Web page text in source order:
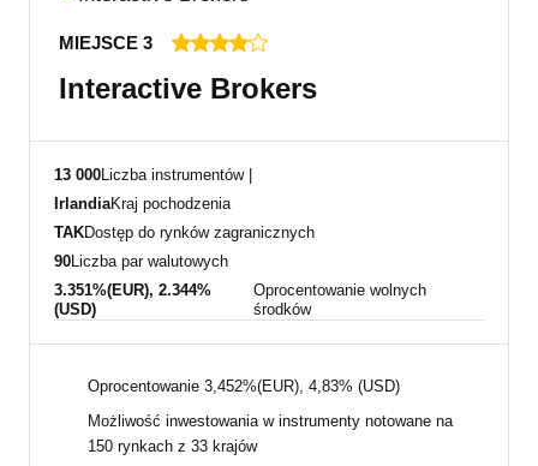
MIEJSCE 3
Interactive Brokers
13 000Liczba instrumentów |
IrlandiaKraj pochodzenia
TAKDostęp do rynków zagranicznych
90Liczba par walutowych
3.351%(EUR), 2.344%
(USD)
Oprocentowanie wolnych
środków
Oprocentowanie 3,452%(EUR), 4,83% (USD)
Możliwość inwestowania w instrumenty notowane na
150 rynkach z 33 krajów